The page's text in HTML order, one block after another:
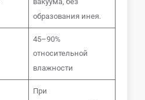
образования инея.
45–90%
относительной
влажности
При